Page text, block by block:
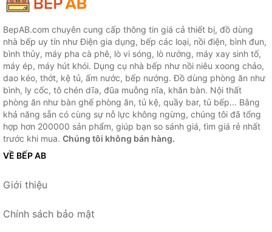
BepAB.com chuyên cung cấp thông tin giá cả thiết bị, đồ dùng
nhà bếp uy tín như Điện gia dụng, bếp các loại, nồi điện, bình đun,
bình thủy, máy pha cà phê, lò vi sóng, lò nướng, máy xay sinh tố,
máy ép, máy hút khói. Dụng cụ nhà bếp như nồi niêu xoong chảo,
dao kéo, thớt, kệ tủ, ấm nước, bếp nướng. Đồ dùng phòng ăn như
bình, ly cốc, tô chén dĩa, đũa muỗng nĩa, khăn bàn. Nội thất
phòng ăn như bàn ghế phòng ăn, tủ kệ, quầy bar, tủ bếp... Bằng
khả năng sẵn có cùng sự nỗ lực không ngừng, chúng tôi đã tổng
hợp hơn 200000 sản phẩm, giúp bạn so sánh giá, tìm giá rẻ nhất
trước khi mua. Chúng tôi không bán hàng.
VỀ BẾP AB
Giới thiệu
Chính sách bảo mật